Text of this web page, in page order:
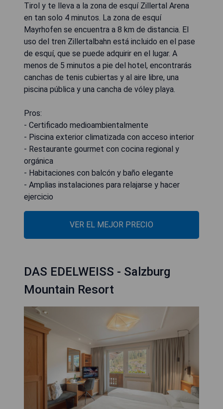
Tirol y te lleva a la zona de esquí Zillertal Arena
en tan solo 4 minutos. La zona de esquí
Mayrhofen se encuentra a 8 km de distancia. El
uso del tren Zillertalbahn está incluido en el pase
de esquí, que se puede adquirir en el lugar. A
menos de 5 minutos a pie del hotel, encontrarás
canchas de tenis cubiertas y al aire libre, una
piscina pública y una cancha de vóley playa.
Pros:
- Certificado medioambientalmente
- Piscina exterior climatizada con acceso interior
- Restaurante gourmet con cocina regional y
orgánica
- Habitaciones con balcón y baño elegante
- Amplias instalaciones para relajarse y hacer
ejercicio
VER EL MEJOR PRECIO
DAS EDELWEISS - Salzburg
Mountain Resort